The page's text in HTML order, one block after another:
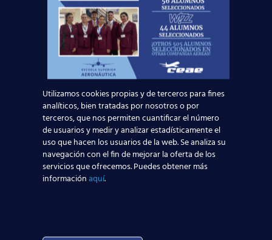
escuelasuperioraeronautica.com. Para más
información, por favor, consulte nuestraPolítica de
Privacidad
¿Vas a dejarvolaresta oportunidad?
Noticias Relacionadas
Utilizamos cookies propias y de terceros para fines
analíticos, bien tratadas por nosotros o por
terceros, que nos permiten cuantificar el número
de usuarios y medir y analizar estadísticamente el
uso que hacen los usuarios de la web. Se analiza su
navegación con el fin de mejorar la oferta de los
servicios que ofrecemos. Puedes obtener más
informaciónaquí.